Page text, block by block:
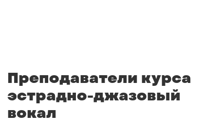
Преподаватели курса
эстрадно-джазовый
вокал